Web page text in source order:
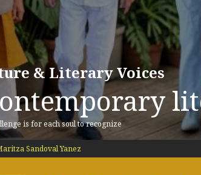
& Literary Voices
is for each soul to recognize
Sandoval Yanez